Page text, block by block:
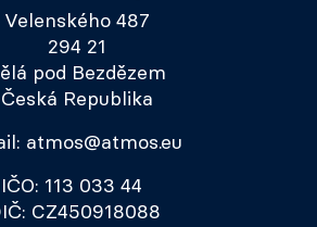
Velenského 487
294 21
pod Bezdězem
Česká Republika
atmos@atmos.eu
IČO: 113 033 44
CZ450918088